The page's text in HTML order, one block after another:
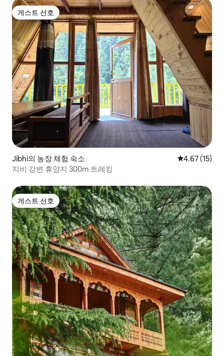
게스트 선호
게스트 선호
Jibhi의 농장 체험 숙소 평점 4.67점
4.67 (15)
지비 강변 휴양지 300m 트레킹
게스트 선호
게스트 선호